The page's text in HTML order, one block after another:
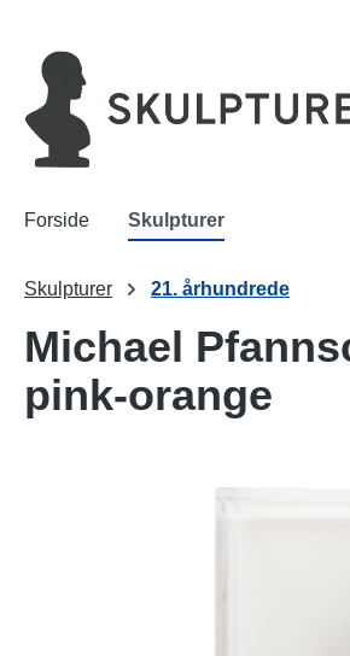
Forside Skulpturer
Skulpturer 21. århundrede
Michael
pink-orange